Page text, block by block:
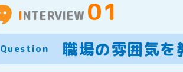
INTERVIEW 01
Question 職場の雰囲気を